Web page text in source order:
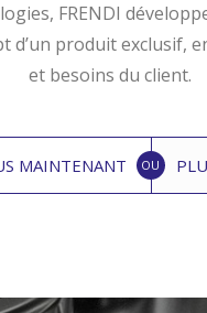
FRENDI
d’un produit exclusif,
et besoins du client.
MAINTENANT OU